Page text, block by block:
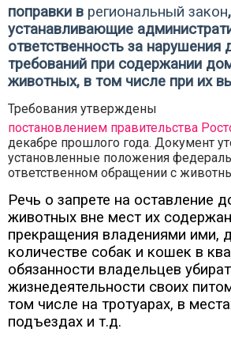
поправки в региональный закон,
устанавливающие
ответственность за нарушения
требований при содержании
животных, в том числе при их
Требования утверждены
постановлением правительства
декабре прошлого года. Документ
установленные положения
ответственном обращении с
Речь о запрете на оставление
животных вне мест их
прекращения владениями ими,
количестве собак и кошек в
обязанности владельцев
жизнедеятельности своих
том числе на тротуарах, в
подъездах и т.д.